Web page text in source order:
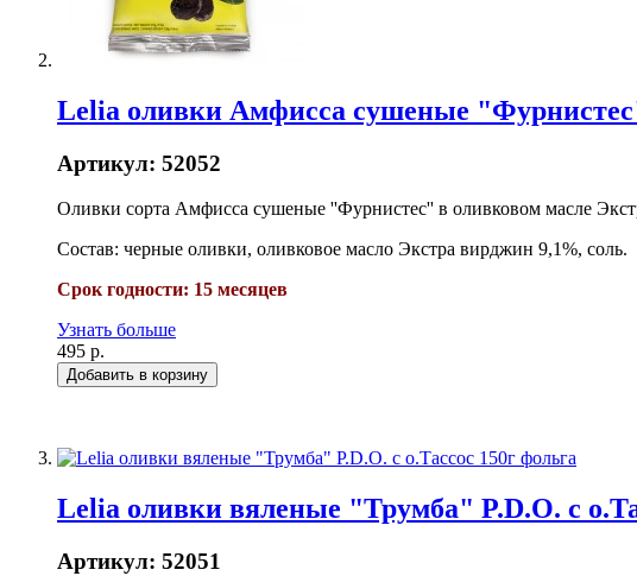
Lelia оливки Амфисса сушеные
Артикул: 52052
Оливки сорта Амфисса сушеные ''Фурнистес'' в оливковом масле
Состав: черные оливки, оливковое масло Экстра вирджин 9,1%, соль.
Срок годности: 15 месяцев
Узнать больше
495 р.
Добавить в корзину
Lelia оливки вяленые "Трумба" P.D.O. с
Артикул: 52051